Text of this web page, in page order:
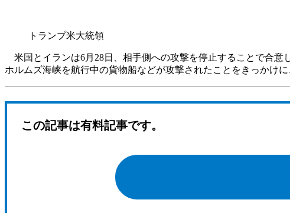
トランプ米大統領
米国とイランは6月28日、相手側への攻撃を停止することで合意
ホルムズ海峡を航行中の貨物船などが攻撃されたことをきっかけに
この記事は有料記事です。